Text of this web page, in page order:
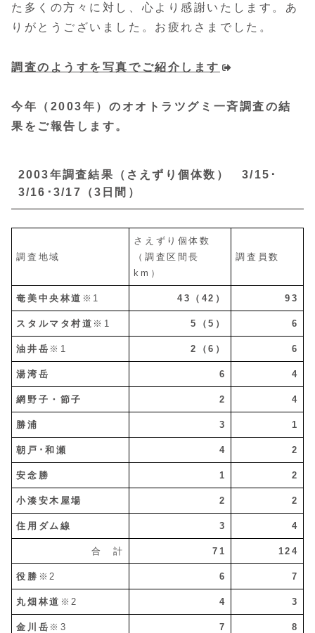
た多くの方々に対し、心より感謝いたします。あ
りがとうございました。お疲れさまでした。
調査のようすを写真でご紹介します
今年（2003年）のオオトラツグミ一斉調査の結
果をご報告します。
2003年調査結果（さえずり個体数） 3/15･
3/16･3/17（3日間）
調査地域
さえずり個体数
（調査区間長
km）
調査員数
奄美中央林道 ※1 43（42） 93
スタルマタ村道 ※1 5（5） 6
油井岳 ※1 2（6） 6
湯湾岳 6 4
網野子・節子 2 4
勝浦 3 1
朝戸･和瀬 4 2
安念勝 1 2
小湊安木屋場 2 2
住用ダム線 3 4
合 計 71 124
役勝 ※2 6 7
丸畑林道 ※2 4 3
金川岳 ※3 7 8